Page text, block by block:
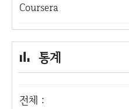
Coursera
통계
전체 :